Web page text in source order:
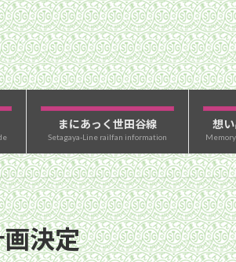
まにあっく世田谷線
Setagaya-Line railfan information
想
Memory
決定